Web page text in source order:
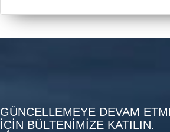
GÜNCELLEMEYE DEVAM
IÇIN BÜLTENIMIZE KATILIN.